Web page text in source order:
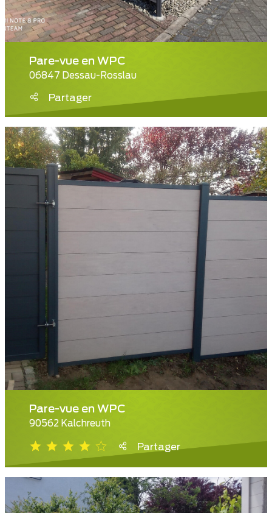
Pare-vue en WPC
06847 Dessau-Rosslau
Partager
Pare-vue en WPC
90562 Kalchreuth
Partager